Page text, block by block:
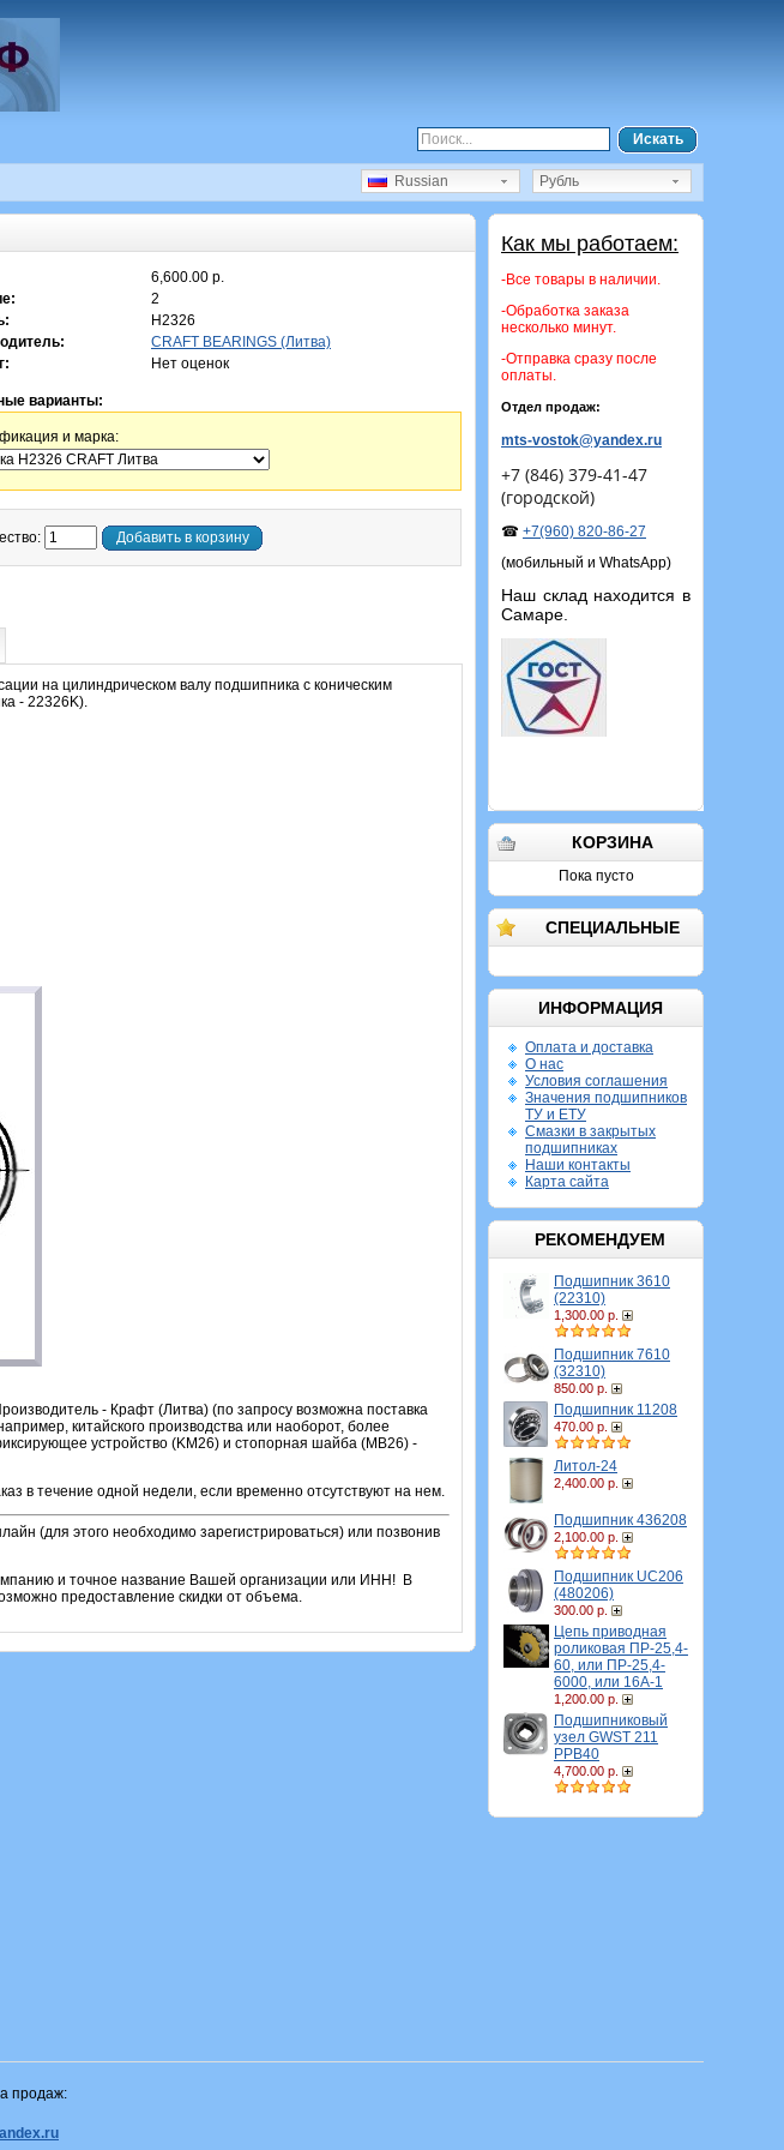
Искать
Рубль
Russian
Как мы работаем:
-Все товары в наличии.
-Обработка заказа
несколько минут.
-Отправка сразу после
оплаты.
Отдел продаж:
mts-vostok@yandex.ru
+7 (846) 379-41-47
(городской)
☎ +7(960) 820-86-27
(мобильный и WhatsApp)
Наш склад находится в
Самаре.
КОРЗИНА
Пока пусто
СПЕЦИАЛЬНЫЕ
ИНФОРМАЦИЯ
Оплата и доставка
О нас
Условия соглашения
Значения подшипников
ТУ и ЕТУ
Смазки в закрытых
подшипниках
Наши контакты
Карта сайта
РЕКОМЕНДУЕМ
Подшипник 3610
(22310)
1,300.00 р.
Подшипник 7610
(32310)
850.00 р.
Подшипник 11208
470.00 р.
Литол-24
2,400.00 р.
Подшипник 436208
2,100.00 р.
Подшипник UC206
(480206)
300.00 р.
Цепь приводная
роликовая ПР-25,4-
60, или ПР-25,4-
6000, или 16A-1
1,200.00 р.
Подшипниковый
узел GWST 211
PPB40
4,700.00 р.
6,600.00 р.
2
H2326
CRAFT BEARINGS (Литва)
Нет оценок
варианты:
и марка:
Добавить в корзину
на цилиндрическом валу подшипника с коническим
- 22326K).
- Крафт (Литва) (по запросу возможна поставка
китайского производства или наоборот, более
устройство (KM26) и стопорная шайба (MB26) -
в течение одной недели, если временно отсутствуют на нем.
(для этого необходимо зарегистрироваться) или позвонив
и точное название Вашей организации или ИНН! В
предоставление скидки от объема.
продаж: